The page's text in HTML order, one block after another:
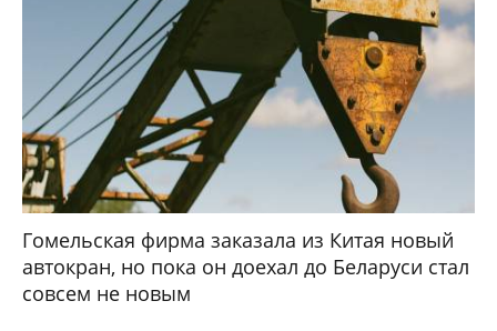
Гомельская фирма заказала из Китая новый
автокран, но пока он доехал до Беларуси стал
совсем не новым